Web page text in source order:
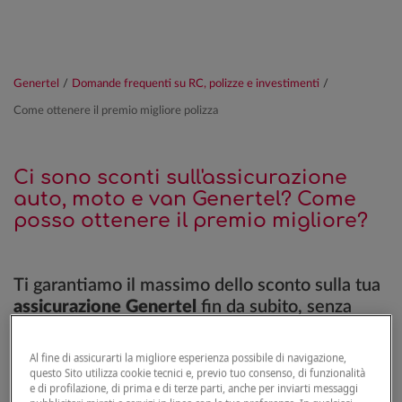
Genertel / Domande frequenti su RC, polizze e investimenti /
Come ottenere il premio migliore polizza
Ci sono sconti sull'assicurazione
auto, moto e van Genertel? Come
posso ottenere il premio migliore?
Ti garantiamo il massimo dello sconto sulla tua
assicurazione Genertel fin da subito, senza
Infatti, se configuri e acquisti la tua
assicurazione online e in autonomia, ottieni
Al fine di assicurarti la migliore esperienza possibile di navigazione,
questo Sito utilizza cookie tecnici e, previo tuo consenso, di funzionalità
e di profilazione, di prima e di terze parti, anche per inviarti messaggi